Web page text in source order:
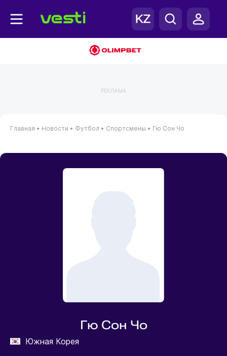
РЕКЛАМА
Главная • Новости • Футбол • Спортсмены • Гю Сон Чо
Гю Сон Чо
Южная Корея